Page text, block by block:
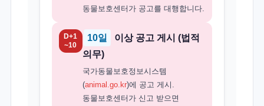
동물보호센터가 공고를 대행합니다.
D+1
~10
10일
이상 공고 게시 (법적
의무)
국가동물보호정보시스템
(animal.go.kr)에 공고 게시.
동물보호센터가 신고 받으면